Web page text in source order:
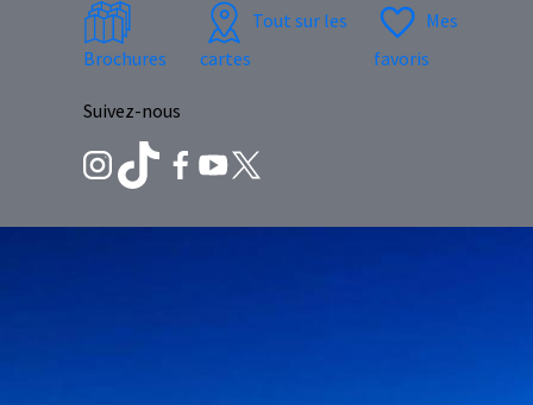
Brochures
Tout sur les
cartes
Mes
favoris
Suivez-nous